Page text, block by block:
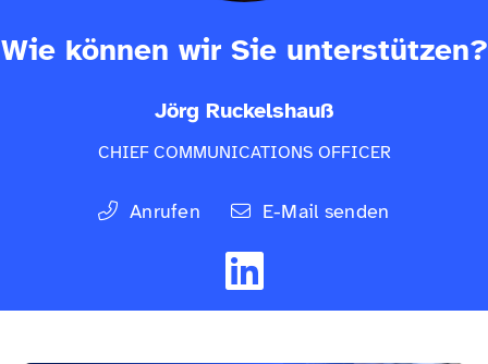
Wie können wir Sie unterstützen?
Jörg Ruckelshauß
CHIEF COMMUNICATIONS OFFICER
Anrufen E-Mail senden